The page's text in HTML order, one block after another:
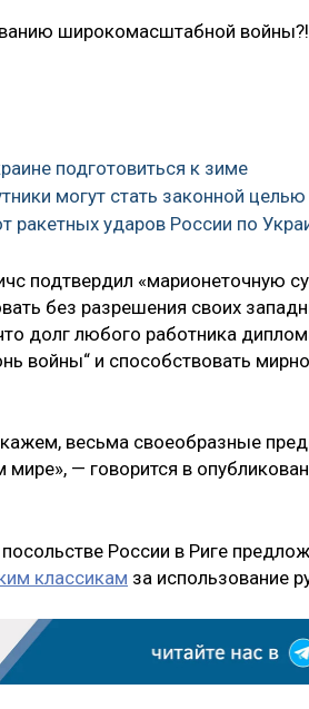
широкомасштабной
подготовиться к зиме
могут стать законной
ракетных ударов России по
подтвердил «марионеточную
без разрешения своих
долг любого работника
войны“ и способствовать
весьма своеобразные
— говорится в
России в Риге
классикам за использование